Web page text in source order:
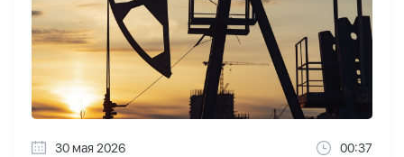
30 мая 2026 00:37